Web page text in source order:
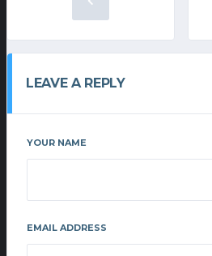
LEAVE A REPLY
YOUR NAME
EMAIL ADDRESS